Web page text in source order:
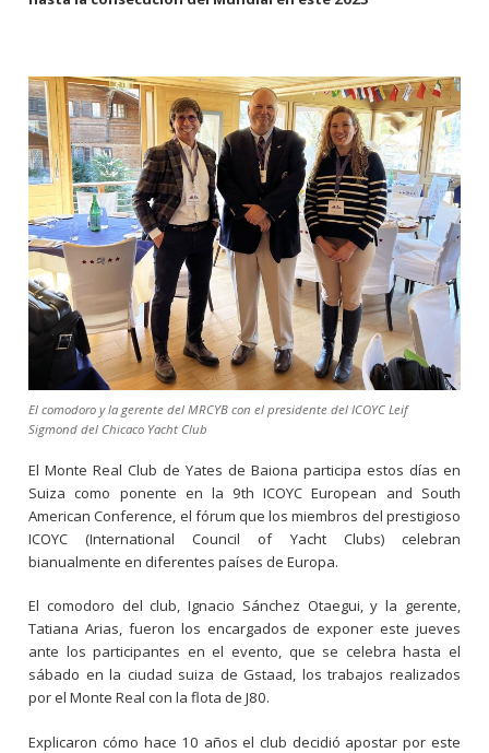
El comodoro y la gerente del MRCYB con el presidente del ICOYC Leif
Sigmond del Chicaco Yacht Club
El Monte Real Club de Yates de Baiona participa estos días en
Suiza como ponente en la 9th ICOYC European and South
American Conference, el fórum que los miembros del prestigioso
ICOYC (International Council of Yacht Clubs) celebran
bianualmente en diferentes países de Europa.
El comodoro del club, Ignacio Sánchez Otaegui, y la gerente,
Tatiana Arias, fueron los encargados de exponer este jueves
ante los participantes en el evento, que se celebra hasta el
sábado en la ciudad suiza de Gstaad, los trabajos realizados
por el Monte Real con la flota de J80.
Explicaron cómo hace 10 años el club decidió apostar por este